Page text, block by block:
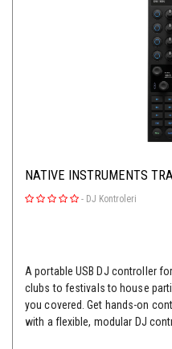
NATIVE INSTRUMENTS
- DJ Kontroleri
A portable USB DJ controller
clubs to festivals to house
you covered. Get hands-on
with a flexible, modular DJ